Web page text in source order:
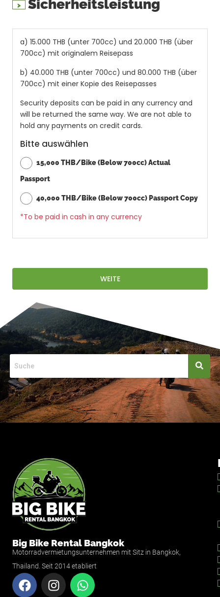
Sicherheitsleistung
a) 15.000 THB (unter 700cc) und 20.000 THB (über
700cc) mit originalem Reisepass
b) 40.000 THB (unter 700cc) und 80.000 THB (über
700cc) mit einer Kopie des Reisepasses
Security deposits can be paid in any currency and
will be returned the same way. We are not able to
hold any payments on credit cards.
Bitte auswählen
15,000 THB/Bike (Below 700cc) Actual
Passport
40,000 THB/Bike (Below 700cc) Passport Copy
*To be paid in cash in any currency
WEITE
Big Bike Rental Bangkok
Motorradvermietungsunternehmen mit Sitz in Bangkok,
Thailand. Seit 2014 etabliert